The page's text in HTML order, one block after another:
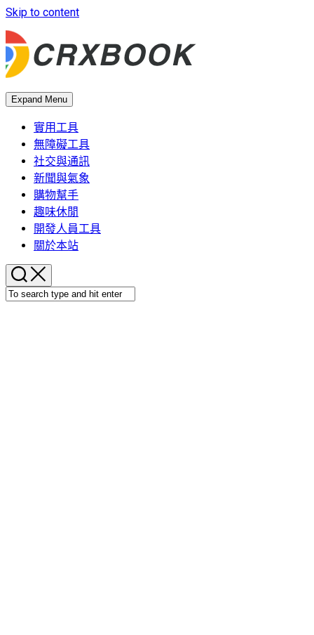
Skip to content
Expand Menu
實用工具
無障礙工具
社交與通訊
新聞與氣象
購物幫手
趣味休閒
開發人員工具
關於本站